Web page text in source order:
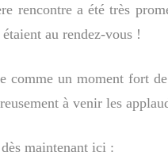
rencontre a été très
au rendez-vous !
comme un moment fort
à venir les
maintenant ici :